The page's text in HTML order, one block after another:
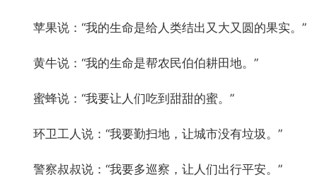
苹果说：“我的生命是给人类结出又大又圆的果实。”
黄牛说：“我的生命是帮农民伯伯耕田地。”
蜜蜂说：“我要让人们吃到甜甜的蜜。”
环卫工人说：“我要勤扫地，让城市没有垃圾。”
警察叔叔说：“我要多巡察，让人们出行平安。”